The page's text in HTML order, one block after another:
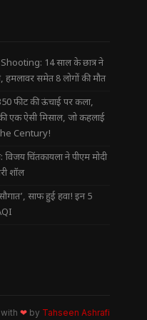
14 साल के छात्र ने
हमलावर समेत 8 लोगों की मौत
फीट की ऊंचाई पर कला,
एक ऐसी मिसाल, जो कहलाई
Century!
विजय चिंतकायला ने पीएम मोदी
शॉल
साफ हुई हवा! इन 5
❤ by Tahseen Ashrafi